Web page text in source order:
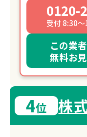
0120-
受付 8:30
この業
無料お
4位 株